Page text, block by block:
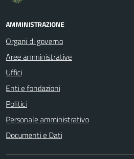
AMMINISTRAZIONE
Organi di governo
Aree amministrative
Uffici
Enti e fondazioni
Politici
Personale amministrativo
Documenti e Dati